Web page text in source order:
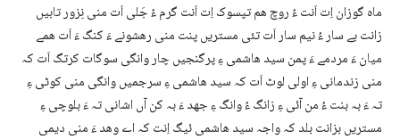
ماہ گوزان اِت اَنت ءُ روچ ھم تپسوک اِت اَنت گرم ءُ جَلی اَت منی نِزور تابیں
زانت بے سار ءُ نیم سار اَت تئی مستریں پنت منی رھشونے ءَ کنگ ءَ اَت ھمے
میان ءَ مردمے ءَ پمن سید ھاشمی ءِ پرگنجیں چار وانگی سوگات کرتگ اَت کہ
منی زندمانی ءِ اولی لوٹ اَت کہ سید ھاشمی ءِ سرجمیں وانگی منی کوٹی ءِ
تہ ءَ بہ بنت ءُ من آئی ءِ زانگ ءُ وانگ ءِ جھد ءَ بہ کن آں اشانی تہ ءَ بلوچی ءِ
مستریں بزانت بلد کہ واجہ سید ھاشمی ئیگ اِنت کہ اے وھد ءَ منی دیمی